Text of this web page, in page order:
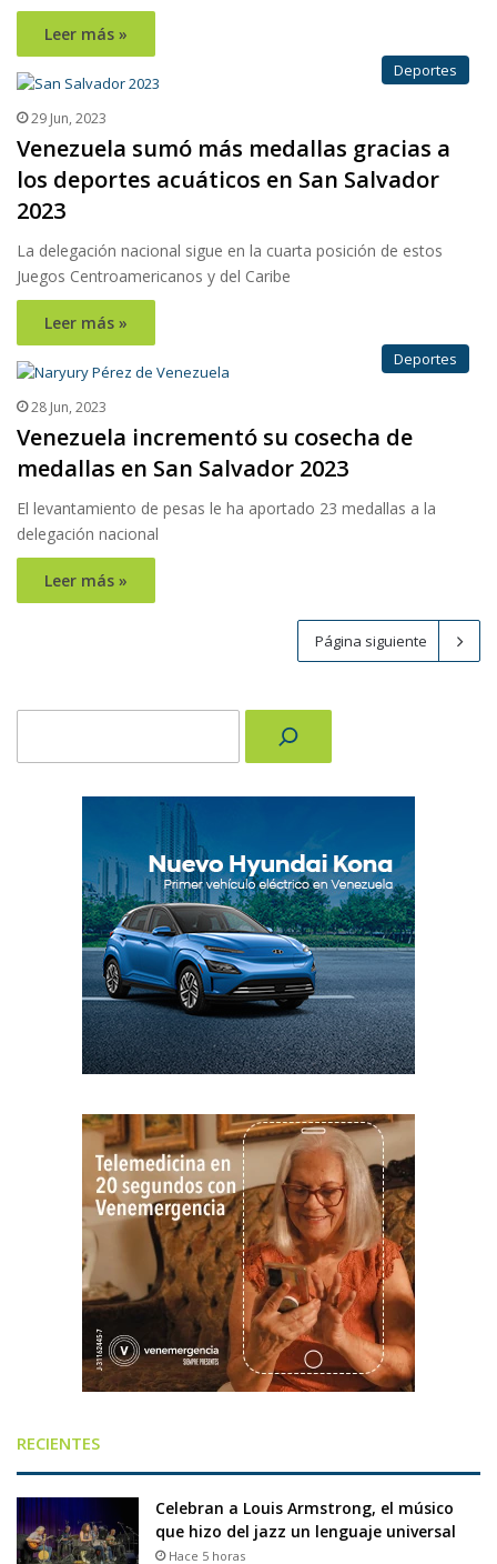
Leer más »
Deportes
29 Jun, 2023
Venezuela sumó más medallas gracias a
los deportes acuáticos en San Salvador
2023
La delegación nacional sigue en la cuarta posición de estos
Juegos Centroamericanos y del Caribe
Leer más »
Deportes
28 Jun, 2023
Venezuela incrementó su cosecha de
medallas en San Salvador 2023
El levantamiento de pesas le ha aportado 23 medallas a la
delegación nacional
Leer más »
Página siguiente
RECIENTES
Celebran a Louis Armstrong, el músico
que hizo del jazz un lenguaje universal
Hace 5 horas